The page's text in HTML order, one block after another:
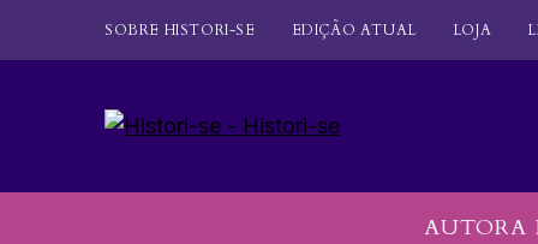
SOBRE HISTORI-SE EDIÇÃO ATUAL LOJA
AUTORA